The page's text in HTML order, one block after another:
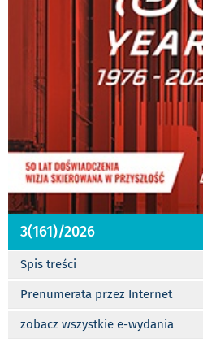
3(161)/2026
Spis treści
Prenumerata przez Internet
zobacz wszystkie e-wydania